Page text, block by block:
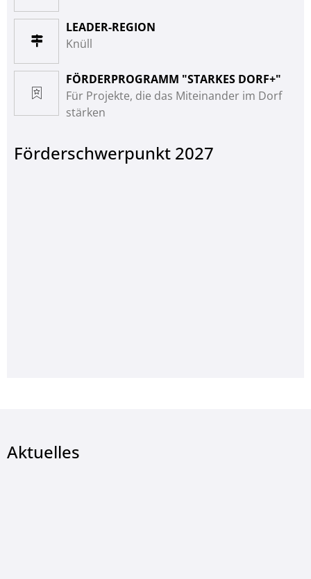
LEADER-REGION
Knüll
FÖRDERPROGRAMM "STARKES DORF+"
Für Projekte, die das Miteinander im Dorf
stärken
Förderschwerpunkt 2027
Aktuelles